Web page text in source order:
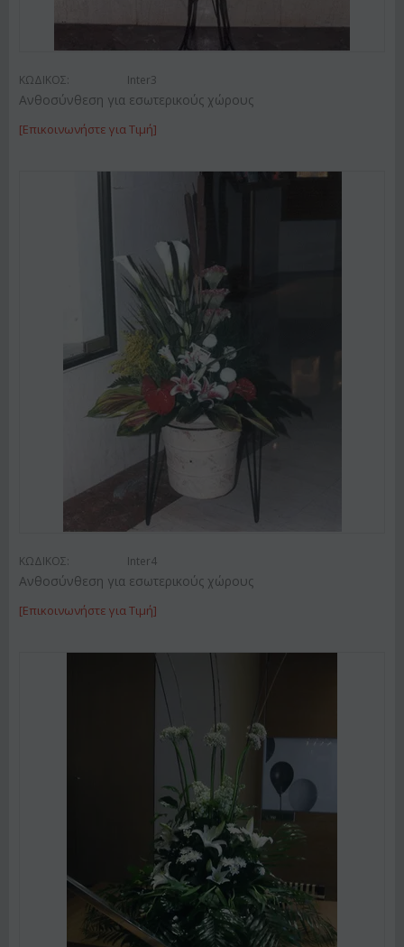
ΚΩΔΙΚΟΣ: Inter3
Ανθοσύνθεση για εσωτερικούς χώρους
[Επικοινωνήστε για Τιμή]
ΚΩΔΙΚΟΣ: Inter4
Ανθοσύνθεση για εσωτερικούς χώρους
[Επικοινωνήστε για Τιμή]